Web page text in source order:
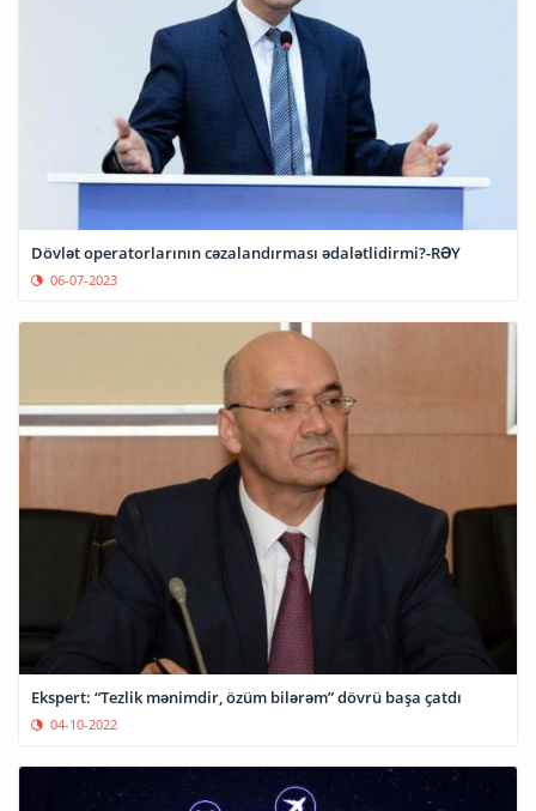
Dövlət operatorlarının cəzalandırması ədalətlidirmi?-RƏY
06-07-2023
Ekspert: “Tezlik mənimdir, özüm bilərəm” dövrü başa çatdı
04-10-2022